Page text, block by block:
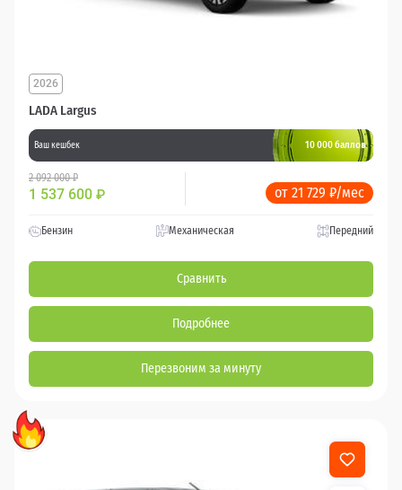
LADA Largus
2026
Ваш кешбек 10 000 баллов
2 092 000 ₽
1 537 600 ₽ от 21 729 ₽/мес
Бензин Механическая Передний
Сравнить
Подробнее
Перезвоним за минуту